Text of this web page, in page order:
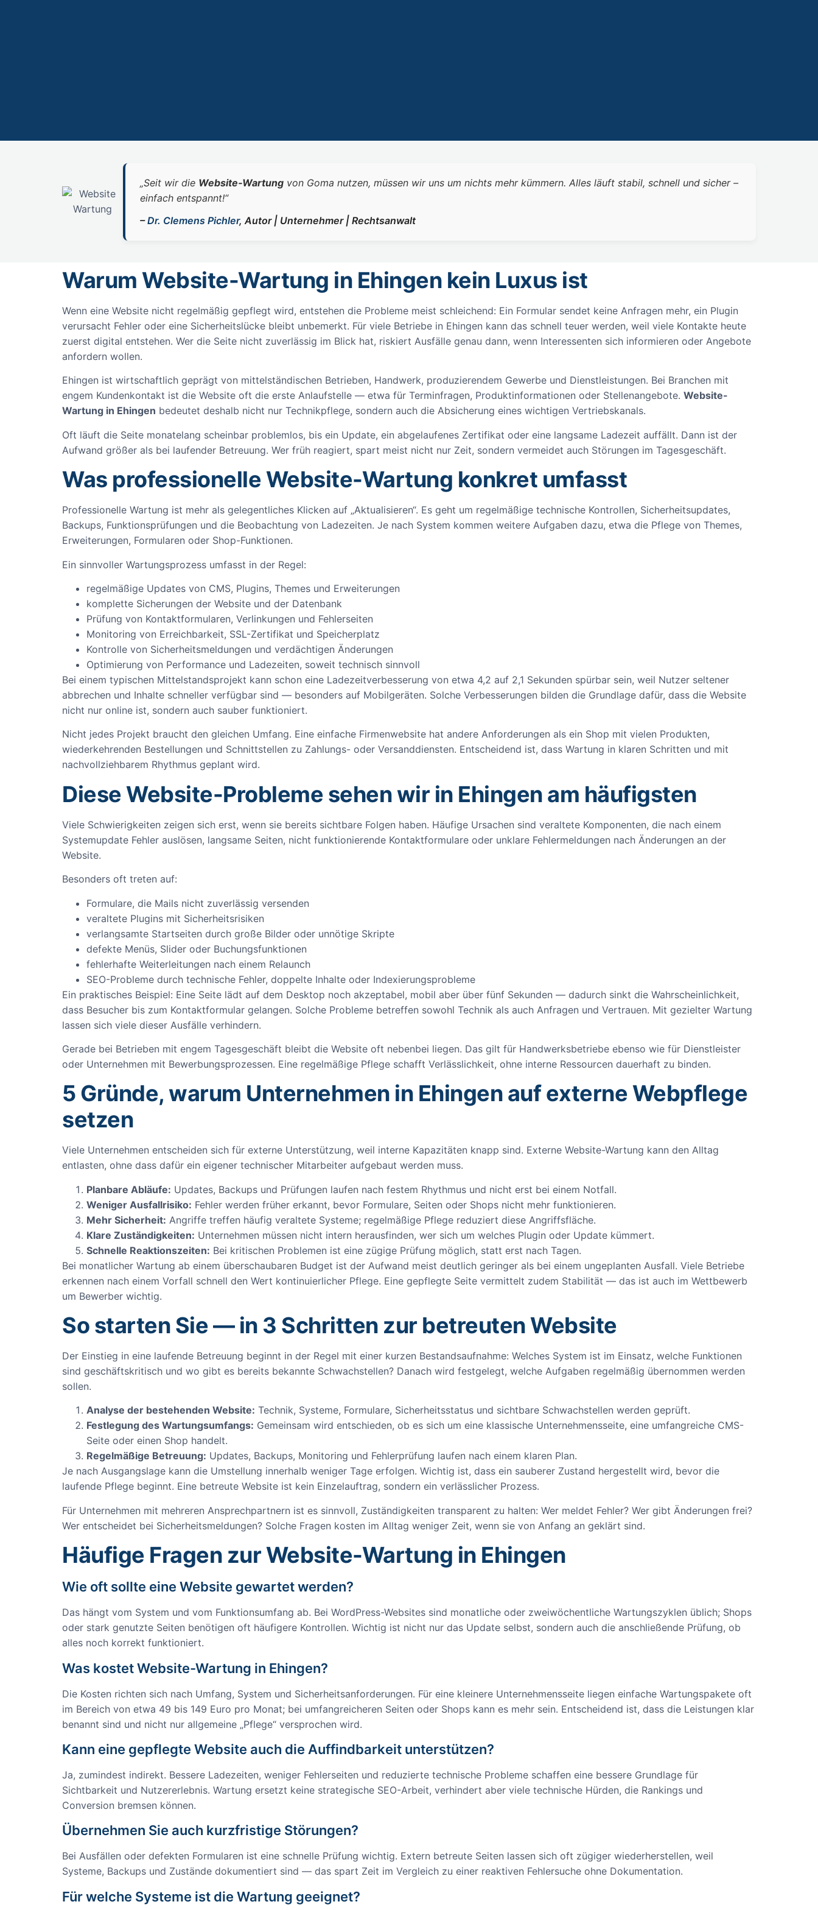
„Seit wir die Website‑Wartung von Goma nutzen, müssen wir uns um nichts mehr kümmern. Alles läuft stabil, schnell und sicher –
einfach entspannt!“
–Dr. Clemens Pichler, Autor | Unternehmer | Rechtsanwalt
Warum Website-Wartung in Ehingen kein Luxus ist
Wenn eine Website nicht regelmäßig gepflegt wird, entstehen die Probleme meist schleichend: Ein Formular sendet keine Anfragen mehr, ein Plugin
verursacht Fehler oder eine Sicherheitslücke bleibt unbemerkt. Für viele Betriebe in Ehingen kann das schnell teuer werden, weil viele Kontakte heute
zuerst digital entstehen. Wer die Seite nicht zuverlässig im Blick hat, riskiert Ausfälle genau dann, wenn Interessenten sich informieren oder Angebote
anfordern wollen.
Ehingen ist wirtschaftlich geprägt von mittelständischen Betrieben, Handwerk, produzierendem Gewerbe und Dienstleistungen. Bei Branchen mit
engem Kundenkontakt ist die Website oft die erste Anlaufstelle — etwa für Terminfragen, Produktinformationen oder Stellenangebote. Website-
Wartung in Ehingen bedeutet deshalb nicht nur Technikpflege, sondern auch die Absicherung eines wichtigen Vertriebskanals.
Oft läuft die Seite monatelang scheinbar problemlos, bis ein Update, ein abgelaufenes Zertifikat oder eine langsame Ladezeit auffällt. Dann ist der
Aufwand größer als bei laufender Betreuung. Wer früh reagiert, spart meist nicht nur Zeit, sondern vermeidet auch Störungen im Tagesgeschäft.
Was professionelle Website-Wartung konkret umfasst
Professionelle Wartung ist mehr als gelegentliches Klicken auf „Aktualisieren“. Es geht um regelmäßige technische Kontrollen, Sicherheitsupdates,
Backups, Funktionsprüfungen und die Beobachtung von Ladezeiten. Je nach System kommen weitere Aufgaben dazu, etwa die Pflege von Themes,
Erweiterungen, Formularen oder Shop-Funktionen.
Ein sinnvoller Wartungsprozess umfasst in der Regel:
regelmäßige Updates von CMS, Plugins, Themes und Erweiterungen
komplette Sicherungen der Website und der Datenbank
Prüfung von Kontaktformularen, Verlinkungen und Fehlerseiten
Monitoring von Erreichbarkeit, SSL-Zertifikat und Speicherplatz
Kontrolle von Sicherheitsmeldungen und verdächtigen Änderungen
Optimierung von Performance und Ladezeiten, soweit technisch sinnvoll
Bei einem typischen Mittelstandsprojekt kann schon eine Ladezeitverbesserung von etwa 4,2 auf 2,1 Sekunden spürbar sein, weil Nutzer seltener
abbrechen und Inhalte schneller verfügbar sind — besonders auf Mobilgeräten. Solche Verbesserungen bilden die Grundlage dafür, dass die Website
nicht nur online ist, sondern auch sauber funktioniert.
Nicht jedes Projekt braucht den gleichen Umfang. Eine einfache Firmenwebsite hat andere Anforderungen als ein Shop mit vielen Produkten,
wiederkehrenden Bestellungen und Schnittstellen zu Zahlungs- oder Versanddiensten. Entscheidend ist, dass Wartung in klaren Schritten und mit
nachvollziehbarem Rhythmus geplant wird.
Diese Website-Probleme sehen wir in Ehingen am häufigsten
Viele Schwierigkeiten zeigen sich erst, wenn sie bereits sichtbare Folgen haben. Häufige Ursachen sind veraltete Komponenten, die nach einem
Systemupdate Fehler auslösen, langsame Seiten, nicht funktionierende Kontaktformulare oder unklare Fehlermeldungen nach Änderungen an der
Website.
Besonders oft treten auf:
Formulare, die Mails nicht zuverlässig versenden
veraltete Plugins mit Sicherheitsrisiken
verlangsamte Startseiten durch große Bilder oder unnötige Skripte
defekte Menüs, Slider oder Buchungsfunktionen
fehlerhafte Weiterleitungen nach einem Relaunch
SEO-Probleme durch technische Fehler, doppelte Inhalte oder Indexierungsprobleme
Ein praktisches Beispiel: Eine Seite lädt auf dem Desktop noch akzeptabel, mobil aber über fünf Sekunden — dadurch sinkt die Wahrscheinlichkeit,
dass Besucher bis zum Kontaktformular gelangen. Solche Probleme betreffen sowohl Technik als auch Anfragen und Vertrauen. Mit gezielter Wartung
lassen sich viele dieser Ausfälle verhindern.
Gerade bei Betrieben mit engem Tagesgeschäft bleibt die Website oft nebenbei liegen. Das gilt für Handwerksbetriebe ebenso wie für Dienstleister
oder Unternehmen mit Bewerbungsprozessen. Eine regelmäßige Pflege schafft Verlässlichkeit, ohne interne Ressourcen dauerhaft zu binden.
5 Gründe, warum Unternehmen in Ehingen auf externe Webpflege
setzen
Viele Unternehmen entscheiden sich für externe Unterstützung, weil interne Kapazitäten knapp sind. Externe Website-Wartung kann den Alltag
entlasten, ohne dass dafür ein eigener technischer Mitarbeiter aufgebaut werden muss.
Planbare Abläufe: Updates, Backups und Prüfungen laufen nach festem Rhythmus und nicht erst bei einem Notfall.
Weniger Ausfallrisiko: Fehler werden früher erkannt, bevor Formulare, Seiten oder Shops nicht mehr funktionieren.
Mehr Sicherheit: Angriffe treffen häufig veraltete Systeme; regelmäßige Pflege reduziert diese Angriffsfläche.
Klare Zuständigkeiten: Unternehmen müssen nicht intern herausfinden, wer sich um welches Plugin oder Update kümmert.
Schnelle Reaktionszeiten: Bei kritischen Problemen ist eine zügige Prüfung möglich, statt erst nach Tagen.
Bei monatlicher Wartung ab einem überschaubaren Budget ist der Aufwand meist deutlich geringer als bei einem ungeplanten Ausfall. Viele Betriebe
erkennen nach einem Vorfall schnell den Wert kontinuierlicher Pflege. Eine gepflegte Seite vermittelt zudem Stabilität — das ist auch im Wettbewerb
um Bewerber wichtig.
So starten Sie — in 3 Schritten zur betreuten Website
Der Einstieg in eine laufende Betreuung beginnt in der Regel mit einer kurzen Bestandsaufnahme: Welches System ist im Einsatz, welche Funktionen
sind geschäftskritisch und wo gibt es bereits bekannte Schwachstellen? Danach wird festgelegt, welche Aufgaben regelmäßig übernommen werden
sollen.
Analyse der bestehenden Website: Technik, Systeme, Formulare, Sicherheitsstatus und sichtbare Schwachstellen werden geprüft.
Festlegung des Wartungsumfangs: Gemeinsam wird entschieden, ob es sich um eine klassische Unternehmensseite, eine umfangreiche CMS-
Seite oder einen Shop handelt.
Regelmäßige Betreuung: Updates, Backups, Monitoring und Fehlerprüfung laufen nach einem klaren Plan.
Je nach Ausgangslage kann die Umstellung innerhalb weniger Tage erfolgen. Wichtig ist, dass ein sauberer Zustand hergestellt wird, bevor die
laufende Pflege beginnt. Eine betreute Website ist kein Einzelauftrag, sondern ein verlässlicher Prozess.
Für Unternehmen mit mehreren Ansprechpartnern ist es sinnvoll, Zuständigkeiten transparent zu halten: Wer meldet Fehler? Wer gibt Änderungen frei?
Wer entscheidet bei Sicherheitsmeldungen? Solche Fragen kosten im Alltag weniger Zeit, wenn sie von Anfang an geklärt sind.
Häufige Fragen zur Website-Wartung in Ehingen
Wie oft sollte eine Website gewartet werden?
Das hängt vom System und vom Funktionsumfang ab. Bei WordPress-Websites sind monatliche oder zweiwöchentliche Wartungszyklen üblich; Shops
oder stark genutzte Seiten benötigen oft häufigere Kontrollen. Wichtig ist nicht nur das Update selbst, sondern auch die anschließende Prüfung, ob
alles noch korrekt funktioniert.
Was kostet Website-Wartung in Ehingen?
Die Kosten richten sich nach Umfang, System und Sicherheitsanforderungen. Für eine kleinere Unternehmensseite liegen einfache Wartungspakete oft
im Bereich von etwa 49 bis 149 Euro pro Monat; bei umfangreicheren Seiten oder Shops kann es mehr sein. Entscheidend ist, dass die Leistungen klar
benannt sind und nicht nur allgemeine „Pflege“ versprochen wird.
Kann eine gepflegte Website auch die Auffindbarkeit unterstützen?
Ja, zumindest indirekt. Bessere Ladezeiten, weniger Fehlerseiten und reduzierte technische Probleme schaffen eine bessere Grundlage für
Sichtbarkeit und Nutzererlebnis. Wartung ersetzt keine strategische SEO-Arbeit, verhindert aber viele technische Hürden, die Rankings und
Conversion bremsen können.
Übernehmen Sie auch kurzfristige Störungen?
Bei Ausfällen oder defekten Formularen ist eine schnelle Prüfung wichtig. Extern betreute Seiten lassen sich oft zügiger wiederherstellen, weil
Systeme, Backups und Zustände dokumentiert sind — das spart Zeit im Vergleich zu einer reaktiven Fehlersuche ohne Dokumentation.
Für welche Systeme ist die Wartung geeignet?